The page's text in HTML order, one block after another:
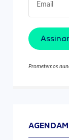
Assinar
Prometemos